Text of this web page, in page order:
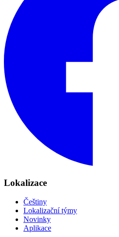
Lokalizace
Češtiny
Lokalizační týmy
Novinky
Aplikace